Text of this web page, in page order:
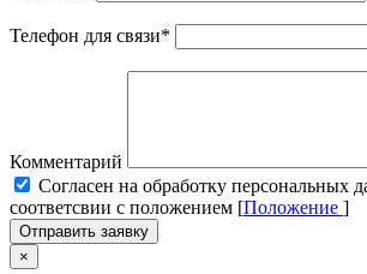
Телефон для связи*
Комментарий
Cогласен на обработку персональных
соответсвии с положением [Положение ]
Отправить заявку
×